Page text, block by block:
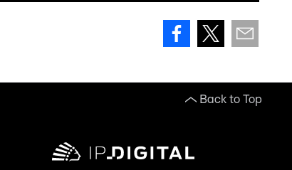
Back to Top